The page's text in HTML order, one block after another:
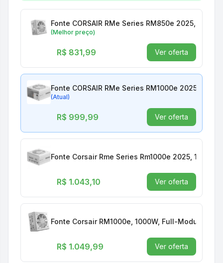
Fonte CORSAIR RMe Series RM850e 2025,
(Melhor preço)
R$ 831,99 Ver oferta
Fonte CORSAIR RMe Series RM1000e 2025,
(Atual)
R$ 999,99 Ver oferta
Fonte Corsair Rme Series Rm1000e 2025,
R$ 1.043,10 Ver oferta
Fonte Corsair RM1000e, 1000W, Full-Modular,
R$ 1.049,99 Ver oferta